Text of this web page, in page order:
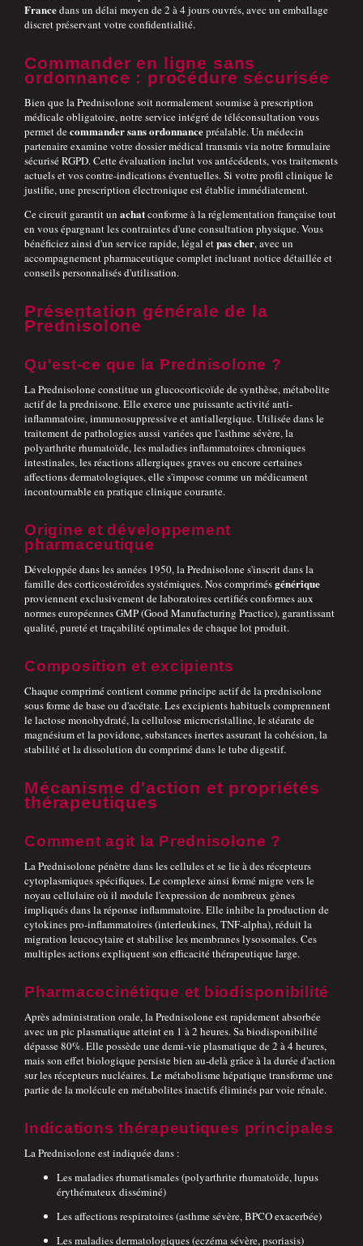
Francedans un délai moyen de 2 à 4 jours ouvrés, avec un emballage
discret préservant votre confidentialité.
Commander en ligne sans
ordonnance : procédure sécurisée
Bien que la Prednisolone soit normalement soumise à prescription
médicale obligatoire, notre service intégré de téléconsultation vous
permet decommandersans ordonnancepréalable. Un médecin
partenaire examine votre dossier médical transmis via notre formulaire
sécurisé RGPD. Cette évaluation inclut vos antécédents, vos traitements
actuels et vos contre-indications éventuelles. Si votre profil clinique le
justifie, une prescription électronique est établie immédiatement.
Ce circuit garantit un achatconforme à la réglementation française tout
en vous épargnant les contraintes d'une consultation physique. Vous
bénéficiez ainsi d'un service rapide, légal etpas cher, avec un
accompagnement pharmaceutique complet incluant notice détaillée et
conseils personnalisés d'utilisation.
Présentation générale de la
Prednisolone
Qu'est-ce que la Prednisolone ?
La Prednisolone constitue un glucocorticoïde de synthèse, métabolite
actif de la prednisone. Elle exerce une puissante activité anti-
inflammatoire, immunosuppressive et antiallergique. Utilisée dans le
traitement de pathologies aussi variées que l'asthme sévère, la
polyarthrite rhumatoïde, les maladies inflammatoires chroniques
intestinales, les réactions allergiques graves ou encore certaines
affections dermatologiques, elle s'impose comme un médicament
incontournable en pratique clinique courante.
Origine et développement
pharmaceutique
Développée dans les années 1950, la Prednisolone s'inscrit dans la
famille des corticostéroïdes systémiques. Nos comprimésgénérique
proviennent exclusivement de laboratoires certifiés conformes aux
normes européennes GMP (Good Manufacturing Practice), garantissant
qualité, pureté et traçabilité optimales de chaque lot produit.
Composition et excipients
Chaque comprimé contient comme principe actif de la prednisolone
sous forme de base ou d'acétate. Les excipients habituels comprennent
le lactose monohydraté, la cellulose microcristalline, le stéarate de
magnésium et la povidone, substances inertes assurant la cohésion, la
stabilité et la dissolution du comprimé dans le tube digestif.
Mécanisme d'action et propriétés
thérapeutiques
Comment agit la Prednisolone ?
La Prednisolone pénètre dans les cellules et se lie à des récepteurs
cytoplasmiques spécifiques. Le complexe ainsi formé migre vers le
noyau cellulaire où il module l'expression de nombreux gènes
impliqués dans la réponse inflammatoire. Elle inhibe la production de
cytokines pro-inflammatoires (interleukines, TNF-alpha), réduit la
migration leucocytaire et stabilise les membranes lysosomales. Ces
multiples actions expliquent son efficacité thérapeutique large.
Pharmacocinétique et biodisponibilité
Après administration orale, la Prednisolone est rapidement absorbée
avec un pic plasmatique atteint en 1 à 2 heures. Sa biodisponibilité
dépasse 80%. Elle possède une demi-vie plasmatique de 2 à 4 heures,
mais son effet biologique persiste bien au-delà grâce à la durée d'action
sur les récepteurs nucléaires. Le métabolisme hépatique transforme une
partie de la molécule en métabolites inactifs éliminés par voie rénale.
Indications thérapeutiques principales
La Prednisolone est indiquée dans :
Les maladies rhumatismales (polyarthrite rhumatoïde, lupus
érythémateux disséminé)
Les affections respiratoires (asthme sévère, BPCO exacerbée)
Les maladies dermatologiques (eczéma sévère, psoriasis)